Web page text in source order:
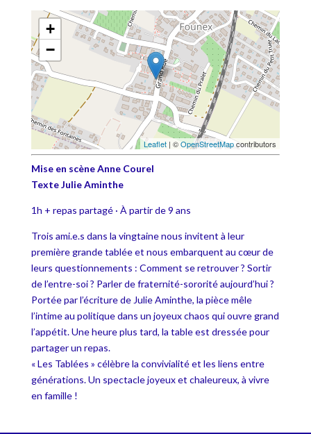
+
−
Leaflet | ©OpenStreetMapcontributors
Mise en scène Anne Courel
Texte Julie Aminthe
1h + repas partagé · À partir de 9 ans
Trois ami.e.s dans la vingtaine nous invitent à leur
première grande tablée et nous embarquent au cœur de
leurs questionnements : Comment se retrouver ? Sortir
de l’entre-soi ? Parler de fraternité-sororité aujourd’hui ?
Portée par l’écriture de Julie Aminthe, la pièce mêle
l’intime au politique dans un joyeux chaos qui ouvre grand
l’appétit. Une heure plus tard, la table est dressée pour
partager un repas.
« Les Tablées » célèbre la convivialité et les liens entre
générations. Un spectacle joyeux et chaleureux, à vivre
en famille !